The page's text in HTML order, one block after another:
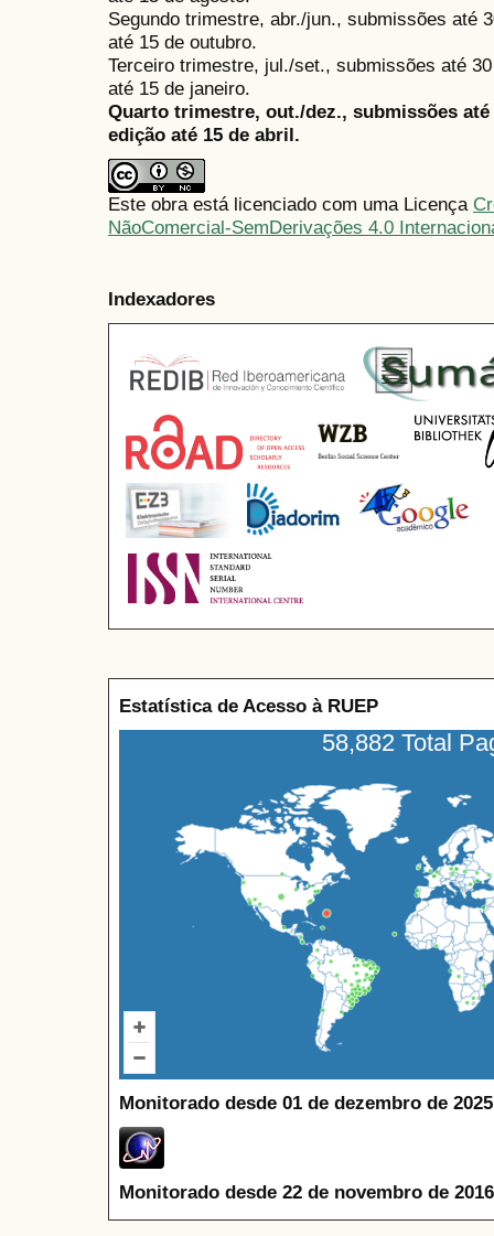
Segundo trimestre, abr./jun., submissões até
até 15 de outubro.
Terceiro trimestre, jul./set., submissões até
até 15 de janeiro.
Quarto trimestre, out./dez., submissões
edição até 15 de abril.
Este obra está licenciado com uma Licença
NãoComercial-SemDerivações 4.0
Indexadores
Estatística de Acesso à RUEP
58,882 Total
Monitorado desde 01 de dezembro de
Monitorado desde 22 de novembro de